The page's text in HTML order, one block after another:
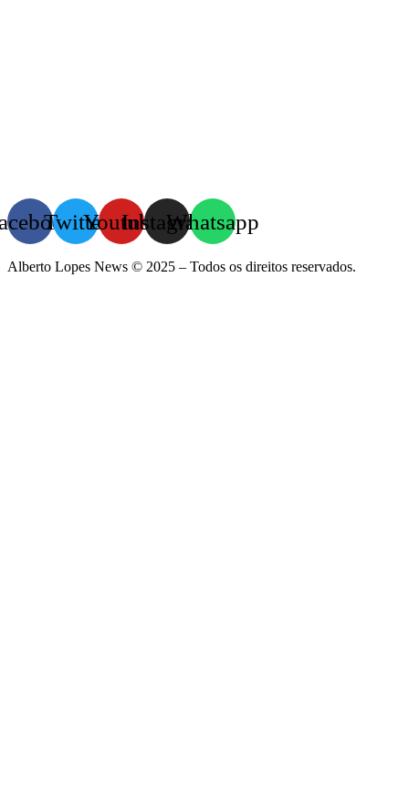
TwitterYoutubeInstagramWhatsapp
Alberto Lopes News © 2025 – Todos os direitos reservados.